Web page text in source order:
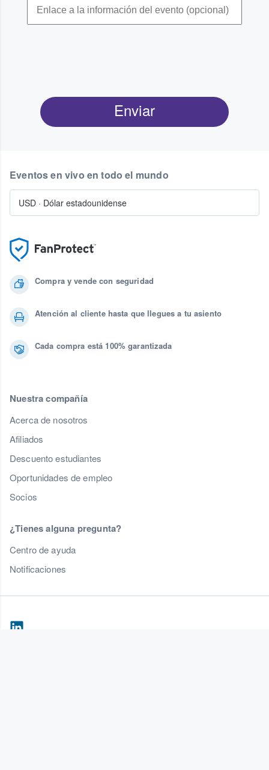
Enviar
Compra y vende con seguridad
Atención al cliente hasta que llegues a tu asiento
Cada compra está 100% garantizada
Nuestra compañía
Acerca de nosotros
Afiliados
Descuento estudiantes
Oportunidades de empleo
Socios
¿Tienes alguna pregunta?
Centro de ayuda
Notificaciones
Eventos en vivo en todo el mundo
USD · Dólar estadounidense